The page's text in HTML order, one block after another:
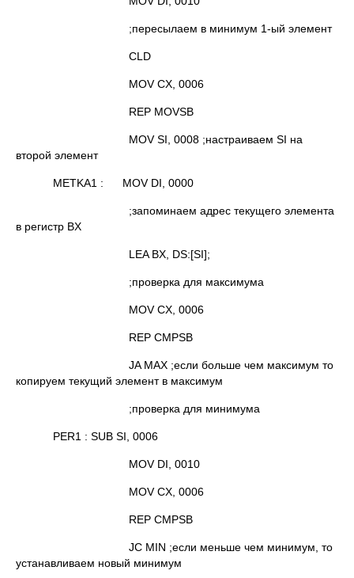
;пересылаем в минимум 1-ый элемент
CLD
MOV CX, 0006
REP MOVSB
MOV SI, 0008 ;настраиваем SI на
второй элемент
METKA1 : MOV DI, 0000
;запоминаем адрес текущего элемента
в регистр BX
LEA BX, DS:[SI];
;проверка для максимума
MOV CX, 0006
REP CMPSB
JA MAX ;если больше чем максимум то
копируем текущий элемент в максимум
;проверка для минимума
PER1 : SUB SI, 0006
MOV DI, 0010
MOV CX, 0006
REP CMPSB
JС MIN ;если меньше чем минимум, то
устанавливаем новый минимум